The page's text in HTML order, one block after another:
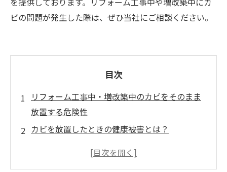
ビの問題が発生した際は、ぜひ当社にご相談ください。
目次
リフォーム工事中・増改築中のカビをそのまま
放置する危険性
カビを放置したときの健康被害とは？
リフォーム時・増改築時のカビ対策とは？